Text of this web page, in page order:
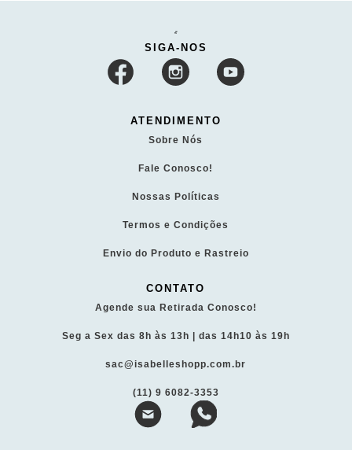
SIGA-NOS
ATENDIMENTO
Sobre Nós
Fale Conosco!
Nossas Políticas
Termos e Condições
Envio do Produto e Rastreio
CONTATO
Agende sua Retirada Conosco!
Seg a Sex das 8h às 13h | das 14h10 às 19h
sac@isabelleshopp.com.br
(11) 9 6082-3353